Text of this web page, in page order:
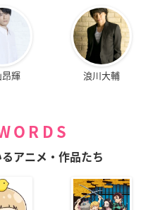
昂輝 浪川大輔
アニメ・作品たち